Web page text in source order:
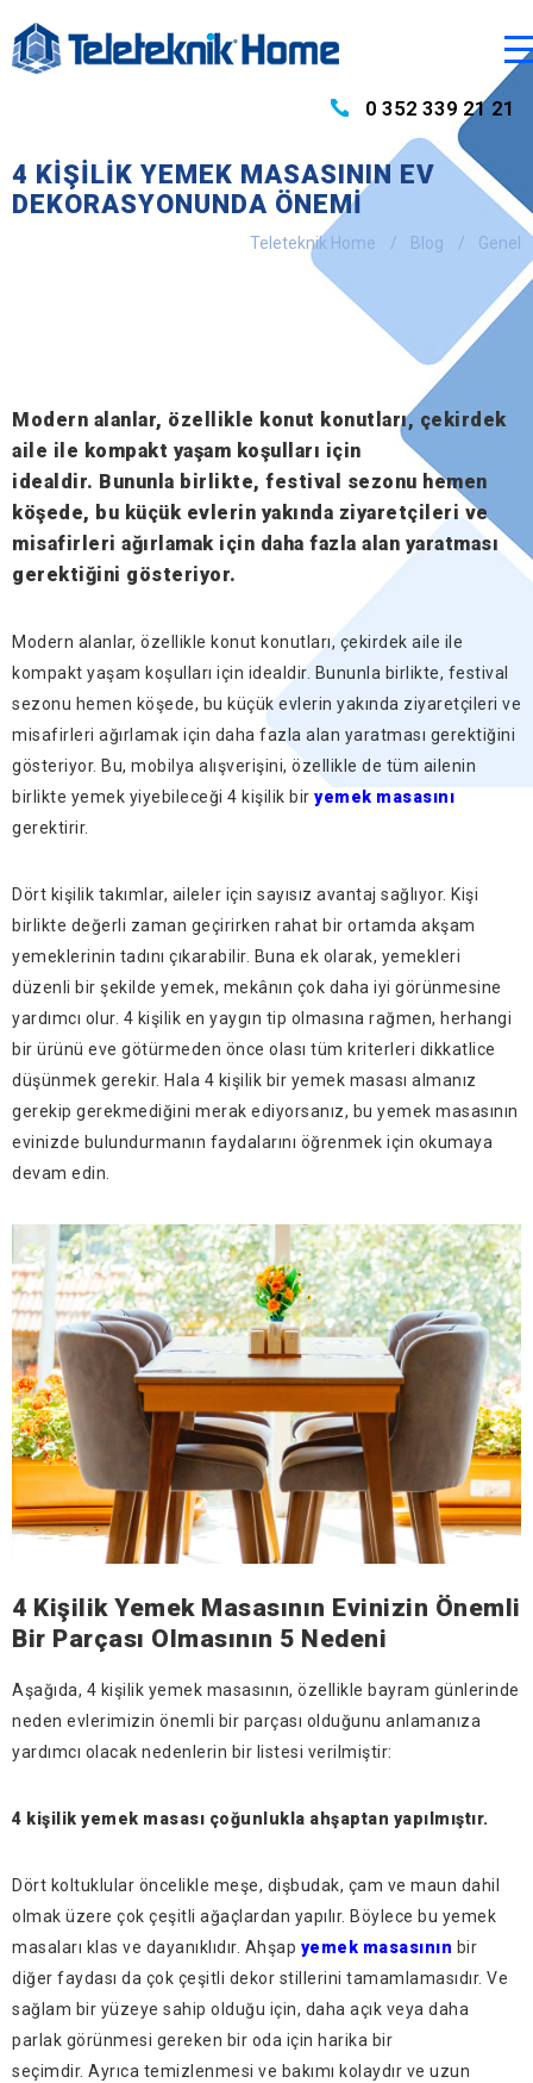
0 352 339 21 21
4 KIŞILIK YEMEK MASASININ EV
DEKORASYONUNDA ÖNEMI
Teleteknik Home Blog Genel
Modern alanlar, özellikle konut konutları, çekirdek
aile ile kompakt yaşam koşulları için
idealdir. Bununla birlikte, festival sezonu hemen
köşede, bu küçük evlerin yakında ziyaretçileri ve
misafirleri ağırlamak için daha fazla alan yaratması
gerektiğini gösteriyor.
Modern alanlar, özellikle konut konutları, çekirdek aile ile
kompakt yaşam koşulları için idealdir. Bununla birlikte, festival
sezonu hemen köşede, bu küçük evlerin yakında ziyaretçileri ve
misafirleri ağırlamak için daha fazla alan yaratması gerektiğini
gösteriyor. Bu, mobilya alışverişini, özellikle de tüm ailenin
birlikte yemek yiyebileceği 4 kişilik bir yemek masasını
gerektirir.
Dört kişilik takımlar, aileler için sayısız avantaj sağlıyor. Kişi
birlikte değerli zaman geçirirken rahat bir ortamda akşam
yemeklerinin tadını çıkarabilir. Buna ek olarak, yemekleri
düzenli bir şekilde yemek, mekânın çok daha iyi görünmesine
yardımcı olur. 4 kişilik en yaygın tip olmasına rağmen, herhangi
bir ürünü eve götürmeden önce olası tüm kriterleri dikkatlice
düşünmek gerekir. Hala 4 kişilik bir yemek masası almanız
gerekip gerekmediğini merak ediyorsanız, bu yemek masasının
evinizde bulundurmanın faydalarını öğrenmek için okumaya
devam edin.
4 Kişilik Yemek Masasının Evinizin Önemli
Bir Parçası Olmasının 5 Nedeni
Aşağıda, 4 kişilik yemek masasının, özellikle bayram günlerinde
neden evlerimizin önemli bir parçası olduğunu anlamanıza
yardımcı olacak nedenlerin bir listesi verilmiştir:
4 kişilik yemek masası çoğunlukla ahşaptan yapılmıştır.
Dört koltuklular öncelikle meşe, dişbudak, çam ve maun dahil
olmak üzere çok çeşitli ağaçlardan yapılır. Böylece bu yemek
masaları klas ve dayanıklıdır. Ahşap yemek masasının bir
diğer faydası da çok çeşitli dekor stillerini tamamlamasıdır. Ve
sağlam bir yüzeye sahip olduğu için, daha açık veya daha
parlak görünmesi gereken bir oda için harika bir
seçimdir. Ayrıca temizlenmesi ve bakımı kolaydır ve uzun